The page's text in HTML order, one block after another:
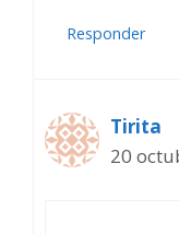
Responder
Tirita
20